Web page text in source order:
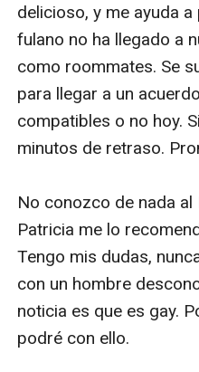
delicioso, y me ayuda
fulano no ha llegado a
como roommates. Se
para llegar a un
compatibles o no hoy.
minutos de retraso.
No conozco de nada al
Patricia me lo
Tengo mis dudas,
con un hombre
noticia es que es gay.
podré con ello.